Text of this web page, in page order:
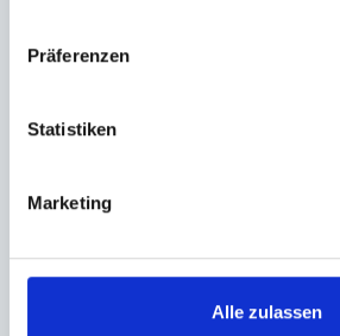
Präferenzen
Statistiken
Marketing
Alle zulassen
Ich habe dieDatenschutzerklärungzur
elektronisch erhoben und gespeichert werden.